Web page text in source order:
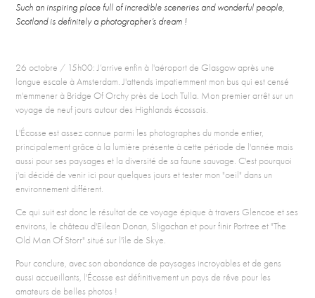
Such an inspiring place full of incredible sceneries and wonderful people,
Scotland is definitely a photographer’s dream !
26 octobre / 15h00: J’arrive enfin à l'aéroport de Glasgow après une
longue escale à Amsterdam. J'attends impatiemment mon bus qui est censé
m'emmener à Bridge Of Orchy près de Loch Tulla. Mon premier arrêt sur un
voyage de neuf jours autour des Highlands écossais.
L'Écosse est assez connue parmi les photographes du monde entier,
principalement grâce à la lumière présente à cette période de l'année mais
aussi pour ses paysages et la diversité de sa faune sauvage. C'est pourquoi
j'ai décidé de venir ici pour quelques jours et tester mon "oeil" dans un
environnement différent.
Ce qui suit est donc le résultat de ce voyage épique à travers Glencoe et ses
environs, le château d'Eilean Donan, Sligachan et pour finir Portree et "The
Old Man Of Storr" situé sur l'île de Skye.
Pour conclure, avec son abondance de paysages incroyables et de gens
aussi accueillants, l'Écosse est définitivement un pays de rêve pour les
amateurs de belles photos !